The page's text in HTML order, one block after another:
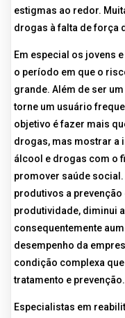
estigmas ao redor.
drogas à falta de força
Em especial os jovens
o período em que o
grande. Além de ser
torne um usuário
objetivo é fazer mais
drogas, mas mostrar a
álcool e drogas com o
promover saúde
produtivos a prevenção
produtividade, diminui
consequentemente
desempenho da
condição complexa
tratamento e prevenção.
Especialistas em